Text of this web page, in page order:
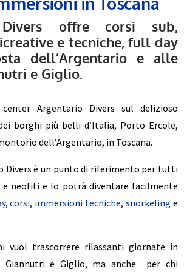
solita routine? Fuggi
in settimana!
PIÙ
Divers offre corsi sub,
e tecniche, full day
dell’Argentario e alle
e Giglio.
Argentario Divers sul delizioso
borghi più belli d’Italia, Porto Ercole,
dell’Argentario, in Toscana.
Divers è un punto di riferimento per tutti
e neofiti e lo potrà diventare facilmente
,corsi, immersioni tecniche,snorkeling e
vuol trascorrere rilassanti giornate in
Giannutri e Giglio, ma anche per chi